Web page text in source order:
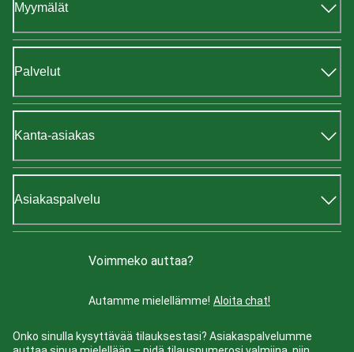
Myymälät
Palvelut
Kanta-asiakas
Asiakaspalvelu
Voimmeko auttaa?
Autamme mielellämme! Aloita chat!
Onko sinulla kysyttävää tilauksestasi? Asiakaspalvelumme